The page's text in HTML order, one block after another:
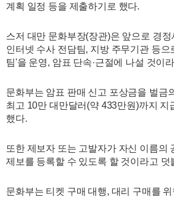
계획 일정 등을 제출하기로 했다.
스저 대만 문화부장(장관)은 앞으로 경
인터넷 수사 전담팀, 지방 주무기관 등으
팀'을 운영, 암표 단속·근절에 나설 것이
문화부는 암표 판매 신고 포상금을 벌금
최고 10만 대만달러(약 433만원)까지 지
했다.
또한 제보자 또는 고발자가 자신 이름의
제보를 등록할 수 있도록 할 것이라고 덧
문화부는 티켓 구매 대행, 대리 구매를